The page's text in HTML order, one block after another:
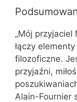
„Mój przyjaciel
łączy
filozoficzne.
przyjaźni,
Alain-Fournier